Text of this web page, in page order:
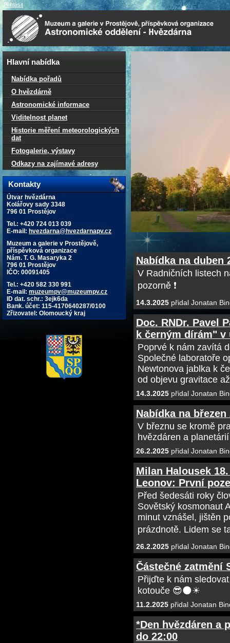
Hlavní nabídka
Nabídka pořadů
O hvězdárně
Astronomické informace
Viditelnost planet
Historie měření meteorologických
dat
Fotogalerie, výstavy
Odkazy na zajímavé adresy
Kontakty
Útvar hvězdárna
Kolářovy sady 3348
796 01 Prostějov
Tel.: +420 724 013 039
E-mail: hvezdarna@hvezdarnapv.cz
Muzeum a galerie v Prostějově,
příspěvková organizace
Nám. T. G. Masaryka 2
796 01 Prostějov
IČO: 00091405
Tel.: +420 582 330 991
E-mail: muzeumpv@muzeumpv.cz
ID dat. schr.: 3ejk6da
Bank. účet: 115-4170640287/0100
Zřizovatel: Olomoucký kraj
Nabídka na duben
V Radničních listech
pozorně ❗
14.3.2025 přidal Jonatan
Doc. RNDr. Pavel
k černým dírám" v
Poprvé k nám zavítá
Společné laboratoře
Newtonova jablka k
od objevu gravitace
14.3.2025 přidal Jonatan
Nabídka na březen
V březnu se kromě
hvězdáren a
26.2.2025 přidal Jonatan
Milan Halousek
Leonov: První
Před šedesáti roky
Sovětský kosmonaut
minut vznášel, jištěn
prázdnotě. Lidem se
26.2.2025 přidal Jonatan
Částečné zatmění
Přijďte k nám
kotouče 😎🌑☀
11.2.2025 přidal Jonatan
*Den hvězdáren a
do 22:00
Přihlásit